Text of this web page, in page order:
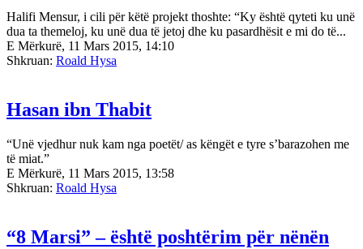
Halifi Mensur, i cili për këtë projekt thoshte: “Ky është qyteti ku unë
dua ta themeloj, ku unë dua të jetoj dhe ku pasardhësit e mi do të...
E Mërkurë, 11 Mars 2015, 14:10
Shkruan: Roald Hysa
Hasan ibn Thabit
“Unë vjedhur nuk kam nga poetët/ as këngët e tyre s’barazohen me
të miat.”
E Mërkurë, 11 Mars 2015, 13:58
Shkruan: Roald Hysa
“8 Marsi” – është poshtërim për nënën